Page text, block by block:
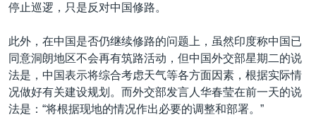
停止巡逻，只是反对中国修路。
此外，在中国是否仍继续修路的问题上，虽然印度称中国已
同意洞朗地区不会再有筑路活动，但中国外交部星期二的说
法是，中国表示将综合考虑天气等各方面因素，根据实际情
况做好有关建设规划。而外交部发言人华春莹在前一天的说
法是：“将根据现地的情况作出必要的调整和部署。”